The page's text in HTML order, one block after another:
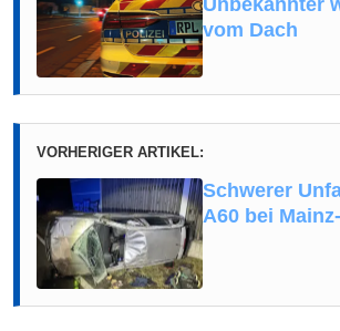
Unbekannter
vom Dach
VORHERIGER ARTIKEL:
Schwerer
A60 bei